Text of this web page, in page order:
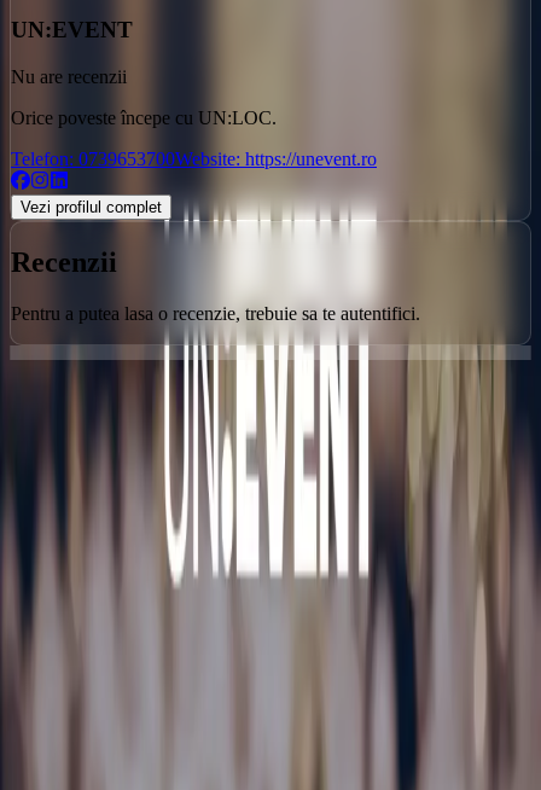
UN:EVENT
Nu are recenzii
Orice poveste începe cu UN:LOC.
Telefon: 0739653700Website: https://unevent.ro
Vezi profilul complet
Recenzii
Pentru a putea lasa o recenzie, trebuie sa te autentifici.
Orice poveste începe cu un loc